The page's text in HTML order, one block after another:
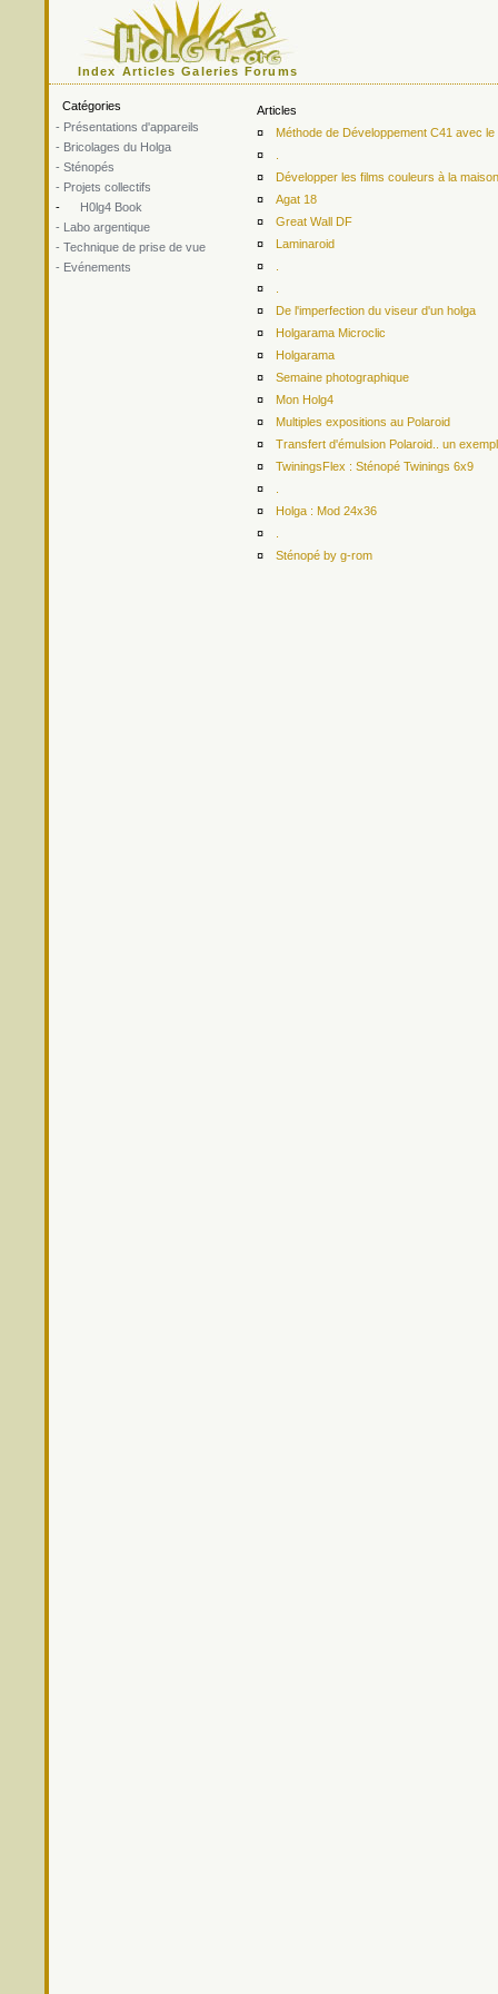
Index Articles Galeries Forums
Catégories
- Présentations d'appareils
- Bricolages du Holga
- Sténopés
- Projets collectifs
-
H0lg4 Book
- Labo argentique
- Technique de prise de vue
- Evénements
Articles
¤
Méthode de Développement C41 avec
¤
¤
Développer les films couleurs à la
¤
Agat 18
¤
Great Wall DF
¤
Laminaroid
¤
¤
¤
De l'imperfection du viseur d'un holga
¤
Holgarama Microclic
¤
Holgarama
¤
Semaine photographique
¤
Mon Holg4
¤
Multiples expositions au Polaroid
¤
Transfert d'émulsion Polaroid.. un
¤
TwiningsFlex : Sténopé Twinings 6x9
¤
¤
Holga : Mod 24x36
¤
¤
Sténopé by g-rom